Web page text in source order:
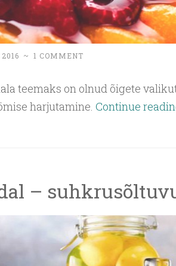
~ 1 COMMENT
teemaks on olnud õigete
harjutamine. Continue
–